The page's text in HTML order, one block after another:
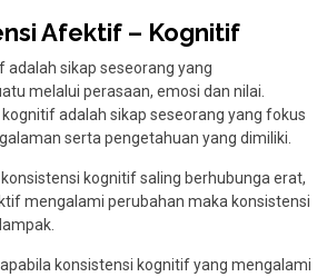
Afektif – Kognitif
sikap seseorang yang
melalui perasaan, emosi dan nilai.
adalah sikap seseorang yang fokus
serta pengetahuan yang dimiliki.
kognitif saling berhubunga erat,
mengalami perubahan maka konsistensi
konsistensi kognitif yang mengalami